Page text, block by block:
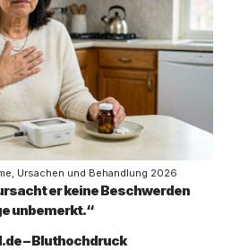
Ursachen und Behandlung 2026
er keine Beschwerden
unbemerkt.“
– Bluthochdruck